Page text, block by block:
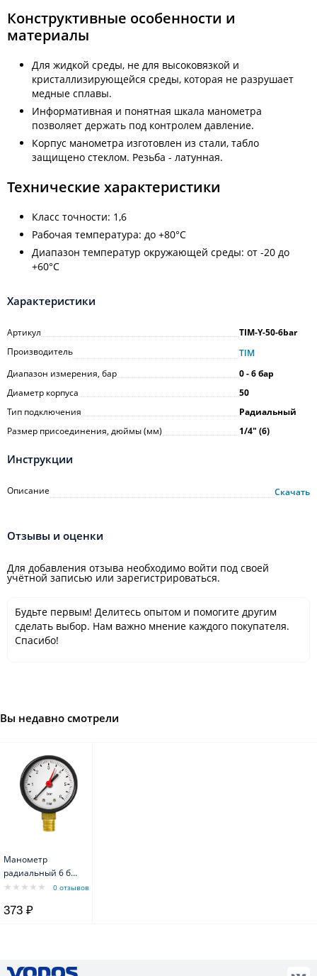
Конструктивные особенности и
материалы
Для жидкой среды, не для высоковязкой и
кристаллизирующейся среды, которая не разрушает
медные сплавы.
Информативная и понятная шкала манометра
позволяет держать под контролем давление.
Корпус манометра изготовлен из стали, табло
защищено стеклом. Резьба - латунная.
Технические характеристики
Класс точности: 1,6
Рабочая температура: до +80°C
Диапазон температур окружающей среды: от -20 до
+60°C
Характеристики
Артикул
TIM-Y-50-6bar
Производитель
TIM
Диапазон измерения, бар
0 - 6 бар
Диаметр корпуса
50
Тип подключения
Радиальный
Размер присоединения, дюймы (мм)
1/4ʺ (6)
Инструкции
Описание Скачать
Отзывы и оценки
Для добавления отзыва необходимо войти под своей
учётной записью или зарегистрироваться.
Будьте первым! Делитесь опытом и помогите другим
сделать выбор. Нам важно мнение каждого покупателя.
Спасибо!
Вы недавно смотрели
Манометр
радиальный 6 бар
TIM Y-50-6bar0 отзывов
373 ₽